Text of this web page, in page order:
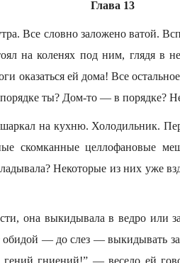
Глава 13
Все словно заложено ватой.
на коленях под ним, глядя в
оказаться ей дома! Все
ты? Дом-то — в порядке?
на кухню. Холодильник.
скомканные целлофановые
Некоторые из них уже
она выкидывала в ведро или
— до слез — выкидывать
гниений!” — весело ей